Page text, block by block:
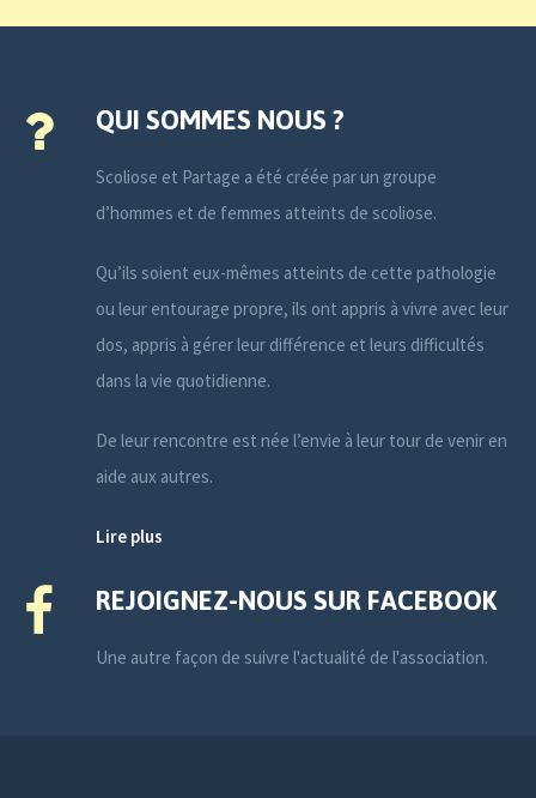
QUI SOMMES NOUS ?
Scoliose et Partage a été créée par un groupe
d’hommes et de femmes atteints de scoliose.
Qu’ils soient eux-mêmes atteints de cette pathologie
ou leur entourage propre, ils ont appris à vivre avec leur
dos, appris à gérer leur différence et leurs difficultés
dans la vie quotidienne.
De leur rencontre est née l’envie à leur tour de venir en
aide aux autres.
Lire plus
REJOIGNEZ-NOUS SUR FACEBOOK
Une autre façon de suivre l'actualité de l'association.